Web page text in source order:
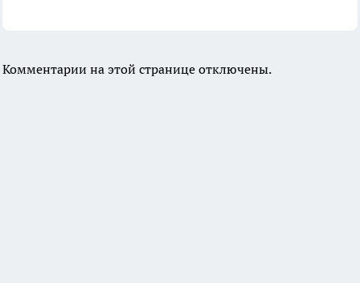
Комментарии на этой странице отключены.